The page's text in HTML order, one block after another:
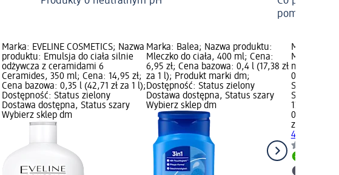
Marka: EVELINE COSMETICS; Nazwa
produktu: Emulsja do ciała silnie
odżywcza z ceramidami 6
Ceramides, 350 ml; Cena: 14,95 zł;
Cena bazowa: 0,35 l (42,71 zł za 1 l);
Dostępność: Status zielony
Dostawa dostępna, Status szary
Wybierz sklep dm
Marka: Balea; Nazwa produktu:
Mleczko do ciała, 400 ml; Cena:
6,95 zł; Cena bazowa: 0,4 l (17,38 zł
za 1 l); Produkt marki dm;
Dostępność: Status zielony
Dostawa dostępna, Status szary
Wybierz sklep dm
Marka:
Mleczko do
ml; Cena:
0,4 l (34,88
Status
Status
13,95 zł
0,4 l (34,88
ziaja
400 ml